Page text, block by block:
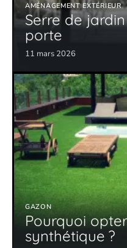
AMÉNAGEMENT EXTÉRIEUR
Serre de
porte
11 mars 2026
GAZON
Pourquoi
synthétique ?